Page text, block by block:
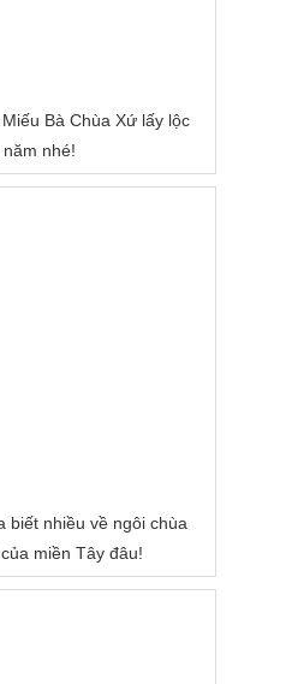
Bà Chùa Xứ lấy lộc
nhé!
biết nhiều về ngôi chùa
miền Tây đâu!